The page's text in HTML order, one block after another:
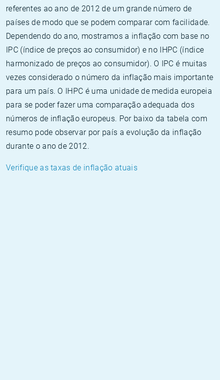
referentes ao ano de 2012 de um grande número de
países de modo que se podem comparar com facilidade.
Dependendo do ano, mostramos a inflação com base no
IPC (índice de preços ao consumidor) e no IHPC (índice
harmonizado de preços ao consumidor). O IPC é muitas
vezes considerado o número da inflação mais importante
para um país. O IHPC é uma unidade de medida europeia
para se poder fazer uma comparação adequada dos
números de inflação europeus. Por baixo da tabela com
resumo pode observar por país a evolução da inflação
durante o ano de 2012.
Verifique as taxas de inflação atuais